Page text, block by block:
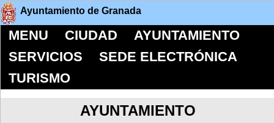
Ayuntamiento de Granada
MENU CIUDAD
AYUNTAMIENTO
SERVICIOS
SEDE ELECTRÓNICA
TURISMO
AYUNTAMIENTO